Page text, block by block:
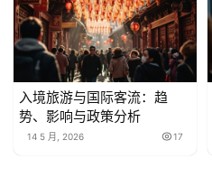
入境旅游与国际客流：趋
势、影响与政策分析
14 5 月, 2026 17